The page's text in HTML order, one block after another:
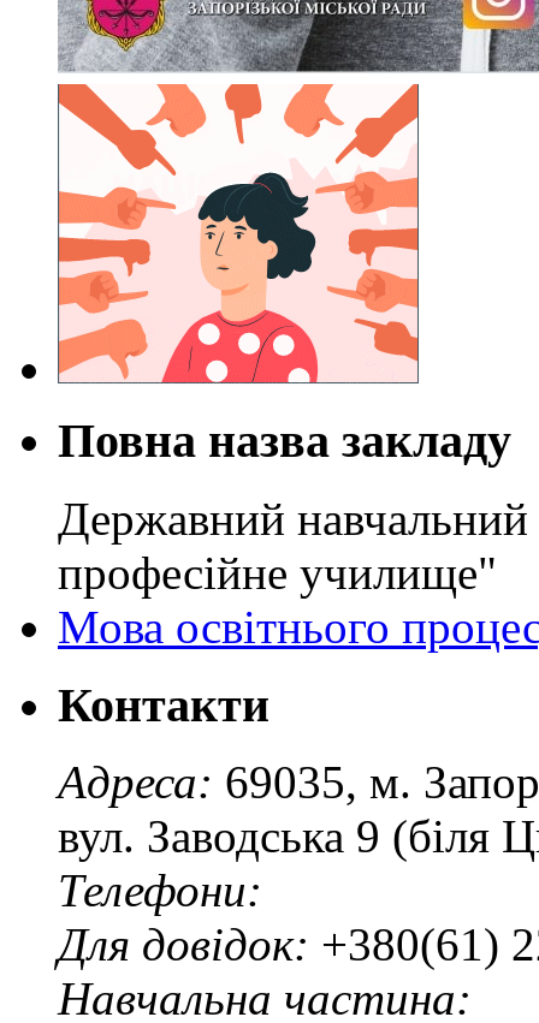
Повна назва закладу
Державний навчальний
професійне училище"
Мова освітнього
Контакти
Адреса: 69035, м.
вул. Заводська 9 (біля
Телефони:
Для довідок: +380(61)
Навчальна частина: